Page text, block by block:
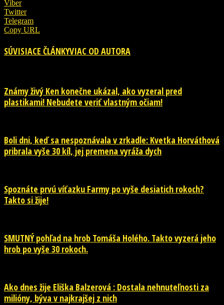
Viber
Twitter
Telegram
Copy URL
SÚVISIACE ČLÁNKYVIAC OD AUTORA
Známy živý Ken konečne ukázal, ako vyzeral pred
plastikami! Nebudete veriť vlastným očiam!
Boli dni, keď sa nespoznávala v zrkadle: Kvetka Horváthová
pribrala vyše 30 kíl, jej premena vyráža dych
Spoznáte prvú víťazku Farmy po vyše desiatich rokoch?
Takto si žije!
SMUTNÝ pohľad na hrob Tomáša Holého. Takto vyzerá jeho
hrob po vyše 30 rokoch.
Ako dnes žije Eliška Balzerová : Dostala nehnuteľnosti za
milióny, býva v najkrajšej z nich